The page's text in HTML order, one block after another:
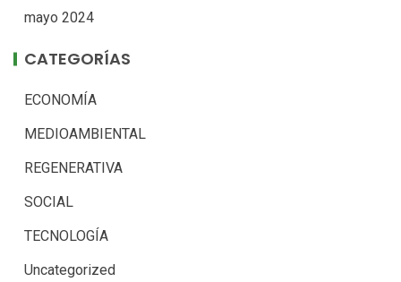
mayo 2024
CATEGORÍAS
ECONOMÍA
MEDIOAMBIENTAL
REGENERATIVA
SOCIAL
TECNOLOGÍA
Uncategorized